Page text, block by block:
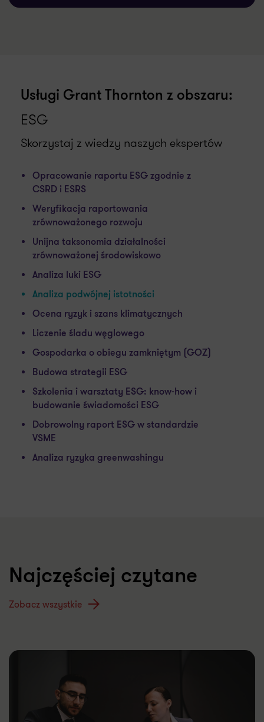
Usługi Grant Thornton z obszaru:
ESG
Skorzystaj z wiedzy naszych ekspertów
Opracowanie raportu ESG zgodnie z
CSRD i ESRS
Weryfikacja raportowania
zrównoważonego rozwoju
Unijna taksonomia działalności
zrównoważonej środowiskowo
Analiza luki ESG
Analiza podwójnej istotności
Ocena ryzyk i szans klimatycznych
Liczenie śladu węglowego
Gospodarka o obiegu zamkniętym (GOZ)
Budowa strategii ESG
Szkolenia i warsztaty ESG: know-how i
budowanie świadomości ESG
Dobrowolny raport ESG w standardzie
VSME
Analiza ryzyka greenwashingu
Najczęściej czytane
Zobacz wszystkie